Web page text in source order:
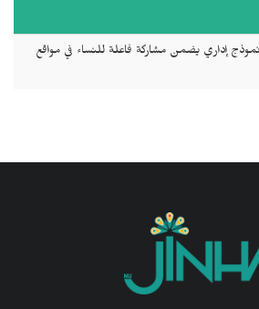
نموذج إداري يضمن مشاركة فاعلة للنساء في مواقع